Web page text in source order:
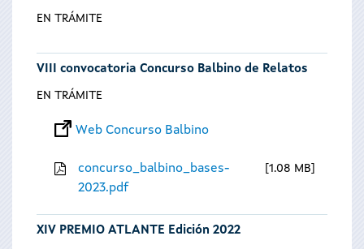
EN TRÁMITE
VIII convocatoria Concurso Balbino de Relatos
EN TRÁMITE
Web Concurso Balbino
concurso_balbino_bases-
2023.pdf
1.08 MB
XIV PREMIO ATLANTE Edición 2022